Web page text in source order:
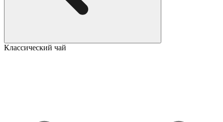
Классический чай